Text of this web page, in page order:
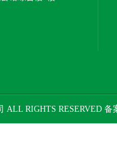
ALL RIGHTS RESERVED 备